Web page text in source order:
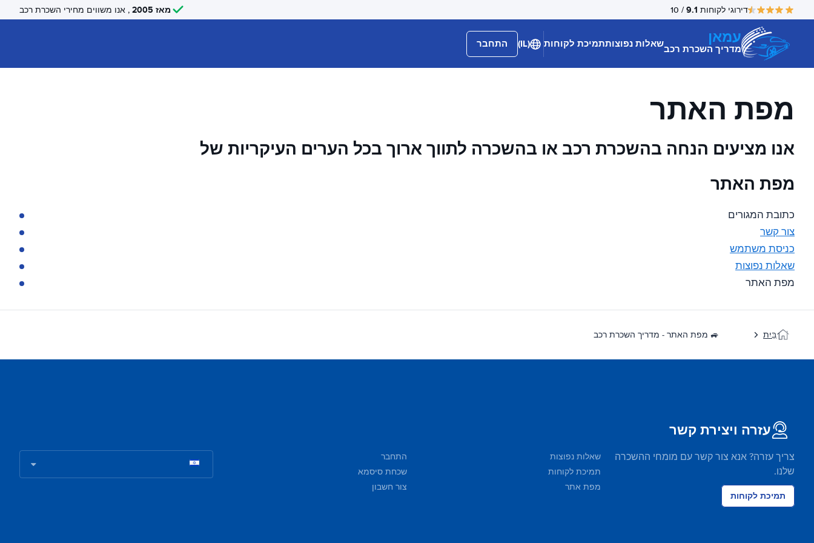
דירוגי לקוחות 9.1
/ 10 מאז 2005 , אנו משווים מחירי השכרת רכב
עמאן
מדריך השכרת רכבשאלות נפוצותתמיכת לקוחות (IL) התחבר
מפת האתר
אנו מציעים הנחה בהשכרת רכב או בהשכרה לתווך ארוך בכל הערים העיקריות של
מפת האתר
כתובת המגורים
צור קשר
כניסת משתמש
שאלות נפוצות
מפת האתר
בַּיִת 🚙 מפת האתר - מדריך השכרת רכב
עזרה ויצירת קשר
צריך עזרה? אנא צור קשר עם מומחי ההשכרה
שלנו.
תמיכת לקוחות
שאלות נפוצות
תמיכת לקוחות
מפת אתר
התחבר
שכחת סיסמא
צור חשבון